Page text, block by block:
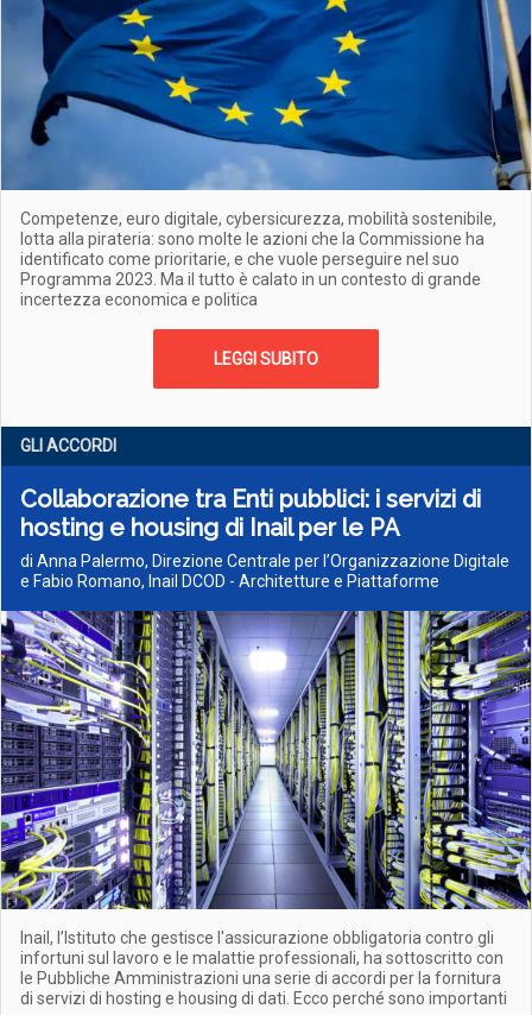
Competenze, euro digitale, cybersicurezza, mobilità sostenibile,
lotta alla pirateria: sono molte le azioni che la Commissione ha
identificato come prioritarie, e che vuole perseguire nel suo
Programma 2023. Ma il tutto è calato in un contesto di grande
incertezza economica e politica
LEGGI SUBITO
GLI ACCORDI
Collaborazione tra Enti pubblici: i servizi di
hosting e housing di Inail per le PA
di Anna Palermo, Direzione Centrale per l’Organizzazione Digitale
e Fabio Romano, Inail DCOD - Architetture e Piattaforme
Inail, l’Istituto che gestisce l'assicurazione obbligatoria contro gli
infortuni sul lavoro e le malattie professionali, ha sottoscritto con
le Pubbliche Amministrazioni una serie di accordi per la fornitura
di servizi di hosting e housing di dati. Ecco perché sono importanti